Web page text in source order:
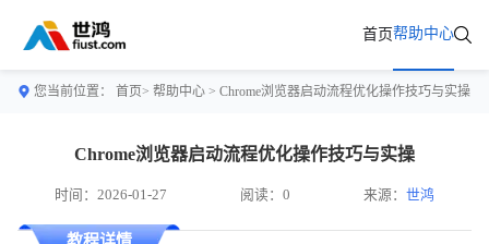
首页帮助中心
您当前位置： 首页> 帮助中心 > Chrome浏览器启动流程优化操作技巧与实操
Chrome浏览器启动流程优化操作技巧与实操
时间：2026-01-27 阅读：0 来源：世鸿